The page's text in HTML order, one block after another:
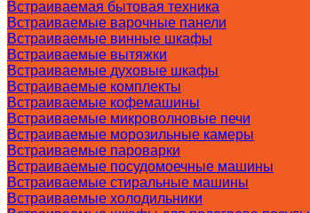
Встраиваемая бытовая техника
Встраиваемые варочные панели
Встраиваемые винные шкафы
Встраиваемые вытяжки
Встраиваемые духовые шкафы
Встраиваемые комплекты
Встраиваемые кофемашины
Встраиваемые микроволновые печи
Встраиваемые морозильные камеры
Встраиваемые пароварки
Встраиваемые посудомоечные машины
Встраиваемые стиральные машины
Встраиваемые холодильники